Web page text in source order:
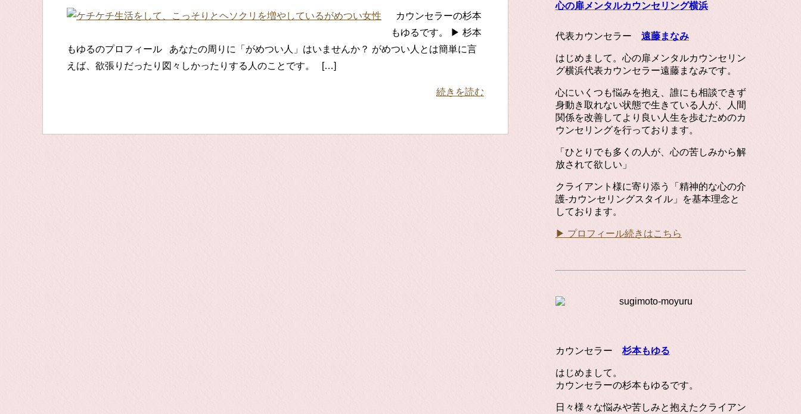
カウンセラーの杉本
もゆるです。 ▶ 杉本
もゆるのプロフィール あなたの周りに「がめつい人」はいませんか？ がめつい人とは簡単に言
えば、欲張りだったり図々しかったりする人のことです。 […]
続きを読む
心の扉メンタルカウンセリング横浜
代表カウンセラー 遠藤まなみ
はじめまして。心の扉メンタルカウンセリン
グ横浜代表カウンセラー遠藤まなみです。
心にいくつも悩みを抱え、誰にも相談できず
身動き取れない状態で生きている人が、人間
関係を改善してより良い人生を歩むためのカ
ウンセリングを行っております。
「ひとりでも多くの人が、心の苦しみから解
放されて欲しい」
クライアント様に寄り添う「精神的な心の介
護-カウンセリングスタイル」を基本理念と
しております。
▶ プロフィール続きはこちら
カウンセラー杉本もゆる
はじめまして。
カウンセラーの杉本もゆるです。
日々様々な悩みや苦しみと抱えたクライアン